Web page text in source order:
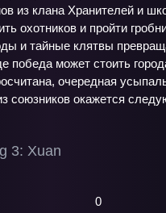
3: Xuan
0
из клана Хранителей и
охотников и пройти
и тайные клятвы
победа может стоить
очередная
союзников окажется